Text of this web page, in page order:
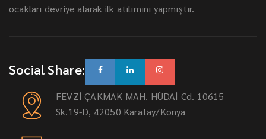
ocakları devriye alarak ilk atılımını yapmıştır.
Social Share:
FEVZİ ÇAKMAK MAH. HÜDAİ Cd. 10615
Sk.19-D, 42050 Karatay/Konya